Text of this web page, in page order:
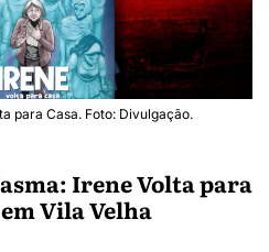
para Casa. Foto: Divulgação.
Irene Volta para
Vila Velha